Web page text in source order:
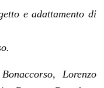
e adattamento di
Lorenzo